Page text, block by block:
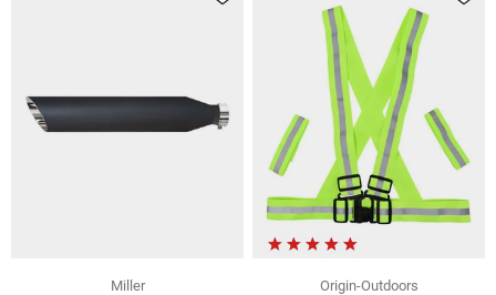
Miller
Origin-Outdoors